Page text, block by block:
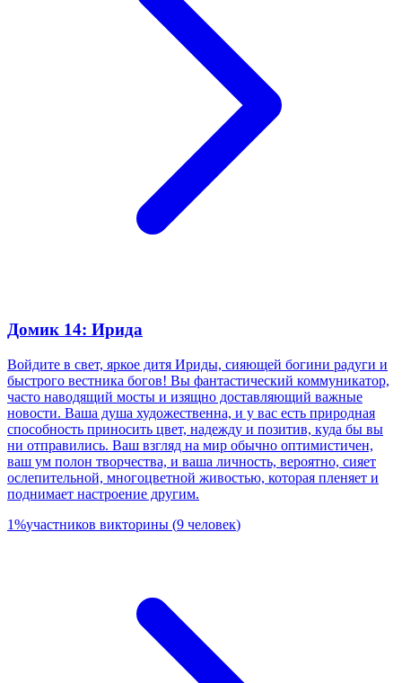
Домик 14: Ирида
Войдите в свет, яркое дитя Ириды, сияющей богини радуги и
быстрого вестника богов! Вы фантастический коммуникатор,
часто наводящий мосты и изящно доставляющий важные
новости. Ваша душа художественна, и у вас есть природная
способность приносить цвет, надежду и позитив, куда бы вы
ни отправились. Ваш взгляд на мир обычно оптимистичен,
ваш ум полон творчества, и ваша личность, вероятно, сияет
ослепительной, многоцветной живостью, которая пленяет и
поднимает настроение другим.
1%участников викторины (9 человек)